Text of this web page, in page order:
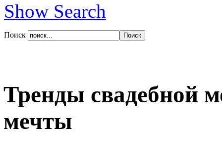
Show Search
Поиск
Тренды свадебной
мечты